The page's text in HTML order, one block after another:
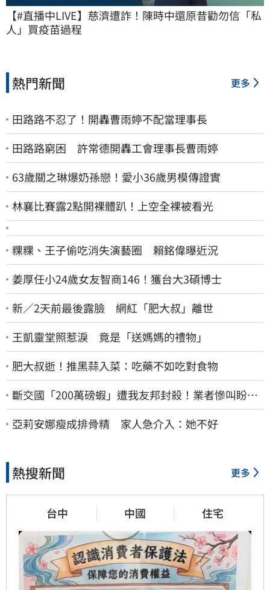
【#直播中LIVE】慈濟遭詐！陳時中還原昔勸勿信「私
人」買疫苗過程
熱門新聞 更多
田路路不忍了！開轟曹雨婷不配當理事長
田路路窮困 許常德開轟工會理事長曹雨婷
63歲關之琳爆奶孫戀！愛小36歲男模傳證實
林襄比賽露2點開裸體趴！上空全裸被看光
粿粿、王子偷吃消失演藝圈 賴銘偉曝近況
姜厚任小24歲女友智商146！獲台大3碩博士
新／2天前最後露臉 網紅「肥大叔」離世
王凱靈堂照惹淚 竟是「送媽媽的禮物」
肥大叔逝！推黑蒜入菜：吃藥不如吃對食物
斷交國「200萬磅蝦」遭我友邦封殺！業者慘叫盼重
新開放
亞莉安娜瘦成排骨精 家人急介入：她不好
熱搜新聞 更多
台中 中國 住宅